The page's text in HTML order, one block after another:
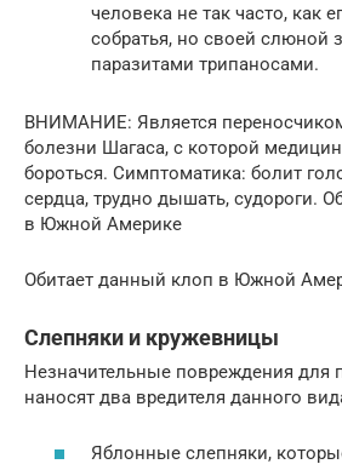
человека не так часто, как
собратья, но своей слюной
паразитами трипаносами.
ВНИМАНИЕ: Является
болезни Шагаса, с которой
бороться. Симптоматика: болит
сердца, трудно дышать, судороги.
в Южной Америке
Обитает данный клоп в Южной
Слепняки и кружевницы
Незначительные повреждения для
наносят два вредителя данного
Яблонные слепняки,